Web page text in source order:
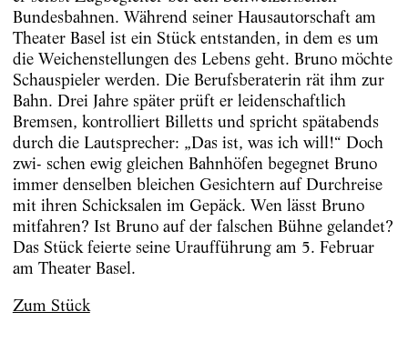
Bundesbahnen. Während seiner Hausautorschaft am
Theater Basel ist ein Stück entstanden, in dem es um
die Weichenstellungen des Lebens geht. Bruno möchte
Schauspieler werden. Die Berufsberaterin rät ihm zur
Bahn. Drei Jahre später prüft er leidenschaftlich
Bremsen, kontrolliert Billetts und spricht spätabends
durch die Lautsprecher: „Das ist, was ich will!“ Doch
zwi- schen ewig gleichen Bahnhöfen begegnet Bruno
immer denselben bleichen Gesichtern auf Durchreise
mit ihren Schicksalen im Gepäck. Wen lässt Bruno
mitfahren? Ist Bruno auf der falschen Bühne gelandet?
Das Stück feierte seine Uraufführung am 5. Februar
am Theater Basel.
Zum Stück